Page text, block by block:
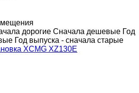
дорогие Сначала дешевые Год
Год выпуска - сначала старые